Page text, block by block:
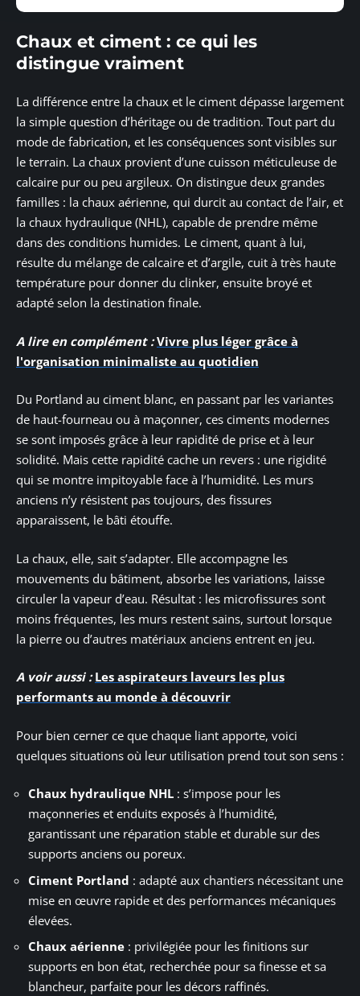
Chaux et ciment : ce qui les
distingue vraiment
La différence entre la chaux et le ciment dépasse largement
la simple question d’héritage ou de tradition. Tout part du
mode de fabrication, et les conséquences sont visibles sur
le terrain. La chaux provient d’une cuisson méticuleuse de
calcaire pur ou peu argileux. On distingue deux grandes
familles : la chaux aérienne, qui durcit au contact de l’air, et
la chaux hydraulique (NHL), capable de prendre même
dans des conditions humides. Le ciment, quant à lui,
résulte du mélange de calcaire et d’argile, cuit à très haute
température pour donner du clinker, ensuite broyé et
adapté selon la destination finale.
A lire en complément : Vivre plus léger grâce à
l'organisation minimaliste au quotidien
Du Portland au ciment blanc, en passant par les variantes
de haut-fourneau ou à maçonner, ces ciments modernes
se sont imposés grâce à leur rapidité de prise et à leur
solidité. Mais cette rapidité cache un revers : une rigidité
qui se montre impitoyable face à l’humidité. Les murs
anciens n’y résistent pas toujours, des fissures
apparaissent, le bâti étouffe.
La chaux, elle, sait s’adapter. Elle accompagne les
mouvements du bâtiment, absorbe les variations, laisse
circuler la vapeur d’eau. Résultat : les microfissures sont
moins fréquentes, les murs restent sains, surtout lorsque
la pierre ou d’autres matériaux anciens entrent en jeu.
A voir aussi : Les aspirateurs laveurs les plus
performants au monde à découvrir
Pour bien cerner ce que chaque liant apporte, voici
quelques situations où leur utilisation prend tout son sens :
Chaux hydraulique NHL : s’impose pour les
maçonneries et enduits exposés à l’humidité,
garantissant une réparation stable et durable sur des
supports anciens ou poreux.
Ciment Portland : adapté aux chantiers nécessitant une
mise en œuvre rapide et des performances mécaniques
élevées.
Chaux aérienne : privilégiée pour les finitions sur
supports en bon état, recherchée pour sa finesse et sa
blancheur, parfaite pour les décors raffinés.